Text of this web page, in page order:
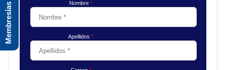
Grabados
Membresías